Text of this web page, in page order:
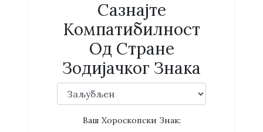
Сазнајте
Компатибилност
Од Стране
Зодијачког Знака
Ваш Хороскопски Знак: